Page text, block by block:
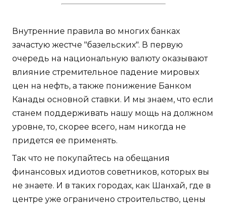
Внутренние правила во многих банках
зачастую жестче "базельских". В первую
очередь на национальную валюту оказывают
влияние стремительное падение мировых
цен на нефть, а также понижение Банком
Канады основной ставки. И мы знаем, что если
станем поддерживать нашу мощь на должном
уровне, то, скорее всего, нам никогда не
придется ее применять.
Так что не покупайтесь на обещания
финансовых идиотов советников, которых вы
не знаете. И в таких городах, как Шанхай, где в
центре уже ограничено строительство, цены